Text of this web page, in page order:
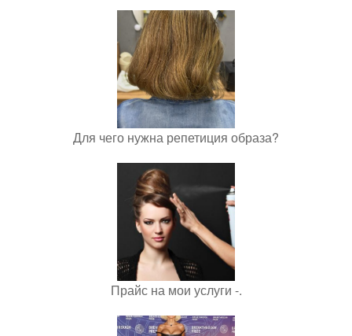
Для чего нужна репетиция образа?
Прайс на мои услуги -.